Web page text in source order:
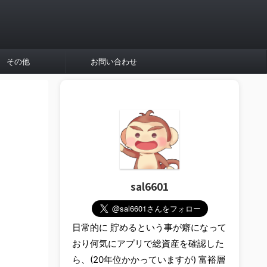
その他 お問い合わせ
sal6601
日常的に 貯めるという事が癖になって
おり何気にアプリで総資産を確認した
ら、(20年位かかっていますが) 富裕層